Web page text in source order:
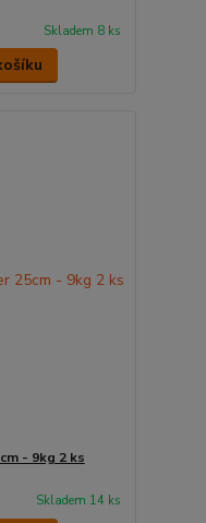
Skladem 8 ks
- 9kg 2 ks
Skladem 14 ks